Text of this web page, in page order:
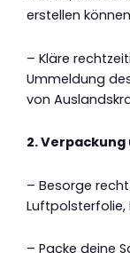
erstellen
– Kläre
Ummeldung
von
2.
– Besorge
Luftpolsterfolie,
– Packe deine